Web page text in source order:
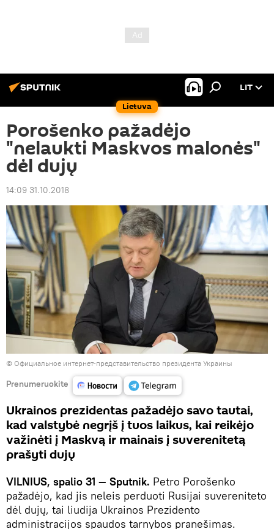
Lietuva
LIT
Porošenko pažadėjo
"nelaukti Maskvos malonės"
dėl dujų
14:09 31.10.2018
© Официальное интернет-представительство президента Украины
Prenumeruokite
Ukrainos prezidentas pažadėjo savo tautai,
kad valstybė negrįš į tuos laikus, kai reikėjo
važinėti į Maskvą ir mainais į suverenitetą
prašyti dujų
VILNIUS, spalio 31 — Sputnik. Petro Porošenko
pažadėjo, kad jis neleis perduoti Rusijai suvereniteto
dėl dujų, tai liudija Ukrainos Prezidento
administracijos spaudos tarnybos pranešimas.